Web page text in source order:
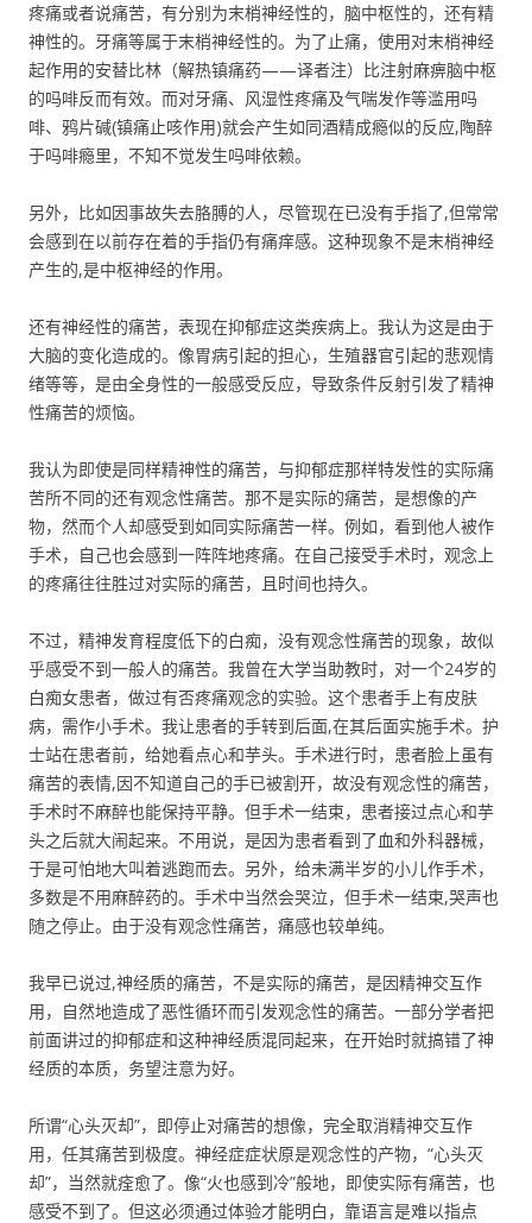
疼痛或者说痛苦，有分别为末梢神经性的，脑中枢性的，还有精
神性的。牙痛等属于末梢神经性的。为了止痛，使用对末梢神经
起作用的安替比林（解热镇痛药——译者注）比注射麻痹脑中枢
的吗啡反而有效。而对牙痛、风湿性疼痛及气喘发作等滥用吗
啡、鸦片碱(镇痛止咳作用)就会产生如同酒精成瘾似的反应,陶醉
于吗啡瘾里，不知不觉发生吗啡依赖。
另外，比如因事故失去胳膊的人，尽管现在已没有手指了,但常常
会感到在以前存在着的手指仍有痛痒感。这种现象不是末梢神经
产生的,是中枢神经的作用。
还有神经性的痛苦，表现在抑郁症这类疾病上。我认为这是由于
大脑的变化造成的。像胃病引起的担心，生殖器官引起的悲观情
绪等等，是由全身性的一般感受反应，导致条件反射引发了精神
性痛苦的烦恼。
我认为即使是同样精神性的痛苦，与抑郁症那样特发性的实际痛
苦所不同的还有观念性痛苦。那不是实际的痛苦，是想像的产
物，然而个人却感受到如同实际痛苦一样。例如，看到他人被作
手术，自己也会感到一阵阵地疼痛。在自己接受手术时，观念上
的疼痛往往胜过对实际的痛苦，且时间也持久。
不过，精神发育程度低下的白痴，没有观念性痛苦的现象，故似
乎感受不到一般人的痛苦。我曾在大学当助教时，对一个24岁的
白痴女患者，做过有否疼痛观念的实验。这个患者手上有皮肤
病，需作小手术。我让患者的手转到后面,在其后面实施手术。护
士站在患者前，给她看点心和芋头。手术进行时，患者脸上虽有
痛苦的表情,因不知道自己的手已被割开，故没有观念性的痛苦，
手术时不麻醉也能保持平静。但手术一结束，患者接过点心和芋
头之后就大闹起来。不用说，是因为患者看到了血和外科器械，
于是可怕地大叫着逃跑而去。另外，给未满半岁的小儿作手术，
多数是不用麻醉药的。手术中当然会哭泣，但手术一结束,哭声也
随之停止。由于没有观念性痛苦，痛感也较单纯。
我早已说过,神经质的痛苦，不是实际的痛苦，是因精神交互作
用，自然地造成了恶性循环而引发观念性的痛苦。一部分学者把
前面讲过的抑郁症和这种神经质混同起来，在开始时就搞错了神
经质的本质，务望注意为好。
所谓“心头灭却”，即停止对痛苦的想像，完全取消精神交互作
用，任其痛苦到极度。神经症症状原是观念性的产物，“心头灭
却”，当然就痊愈了。像“火也感到冷”般地，即使实际有痛苦，也
感受不到了。但这必须通过体验才能明白，靠语言是难以指点